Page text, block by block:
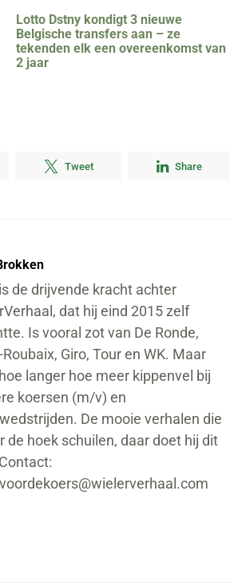
Lotto Dstny kondigt 3 nieuwe
Belgische transfers aan – ze
tekenden elk een overeenkomst van
2 jaar
Tweet Share
de drijvende kracht achter
dat hij eind 2015 zelf
Is vooral zot van De Ronde,
Giro, Tour en WK. Maar
langer hoe meer kippenvel bij
koersen (m/v) en
De mooie verhalen die
de hoek schuilen, daar doet hij dit